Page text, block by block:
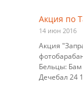
Акция по
14 июн 2016
Акция
Бельцы: Бам
Дечебал 24